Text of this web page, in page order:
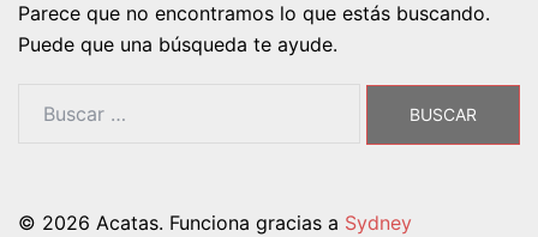
Parece que no encontramos lo que estás buscando.
Puede que una búsqueda te ayude.
© 2026 Acatas. Funciona gracias a Sydney